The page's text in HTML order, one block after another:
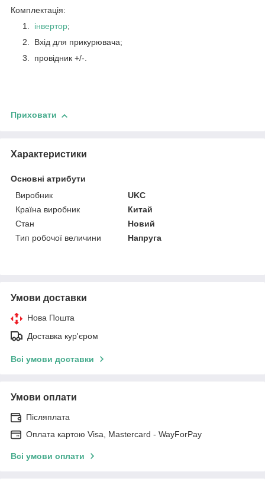
Комплектація:
інвертор;
Вхід для прикурювача;
провідник +/-.
Приховати
Характеристики
Основні атрибути
Виробник
UKC
Країна виробник
Китай
Стан
Новий
Тип робочої величини
Напруга
Умови доставки
Нова Пошта
Доставка кур'єром
Всі умови доставки
Умови оплати
Післяплата
Оплата картою Visa, Mastercard - WayForPay
Всі умови оплати